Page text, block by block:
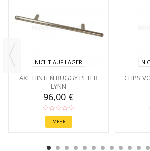
NICHT AUF LAGER
AXE HINTEN BUGGY PETER
LYNN
96,00 €
MEHR
CLIPS